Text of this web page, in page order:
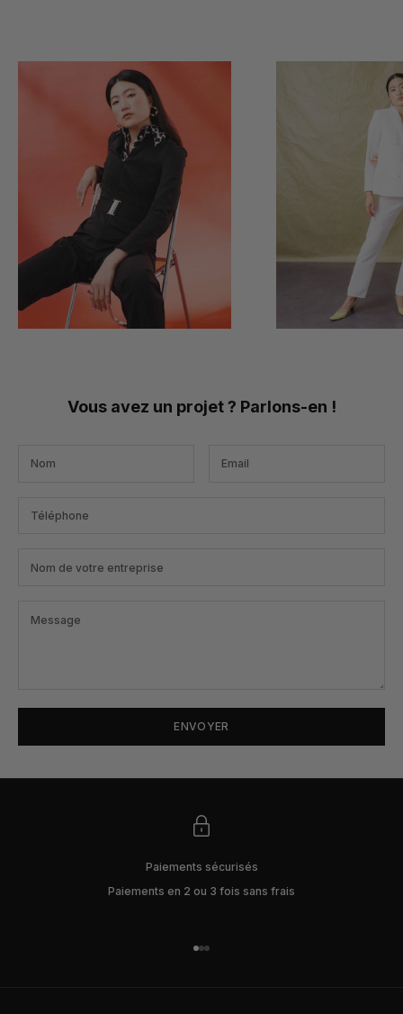
Vous avez un projet ? Parlons-en !
ENVOYER
Paiements sécurisés
Paiements en 2 ou 3 fois sans frais
Aller à l'élément 1
Aller à l'élément 2
Aller à l'élément 3